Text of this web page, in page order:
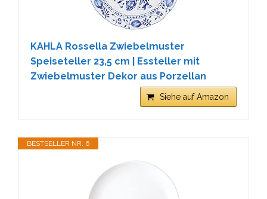
KAHLA Rossella Zwiebelmuster
Speiseteller 23,5 cm | Essteller mit
Zwiebelmuster Dekor aus Porzellan
Siehe auf Amazon
BESTSELLER NR. 6